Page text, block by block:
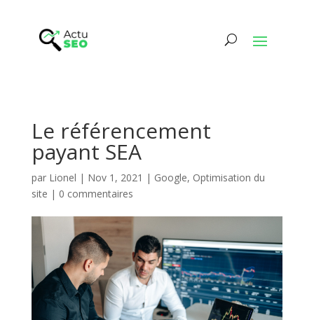
Le référencement
payant SEA
par Lionel | Nov 1, 2021 | Google, Optimisation du
site | 0 commentaires